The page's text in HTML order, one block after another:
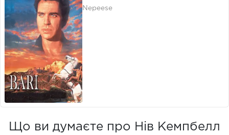
Nepeese
Що ви думаєте про Нів Кемпбелл